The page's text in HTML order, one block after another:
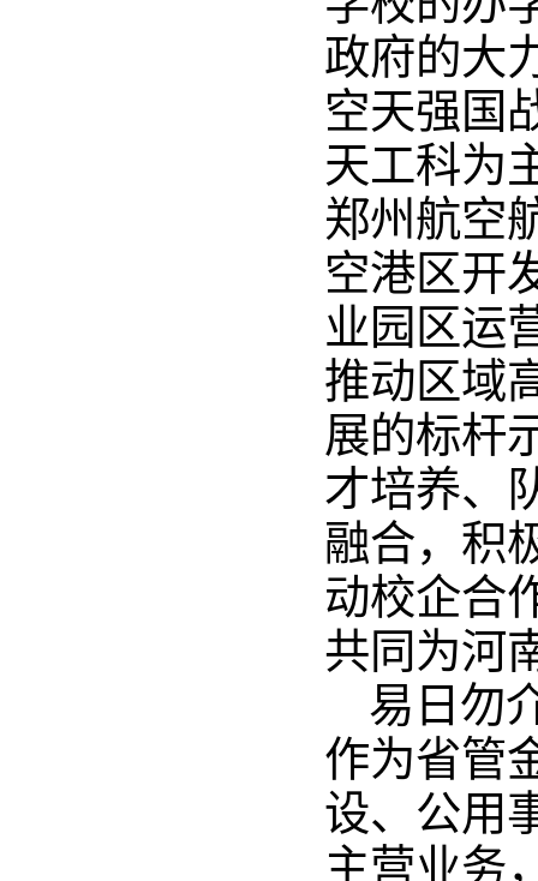
政府的大
空天强国
天工科为
郑州航空
空港区开
业园区运
推动区域
展的标杆
才培养、
融合，积
动校企合
共同为河
易日勿
作为省管
设、公用
主营业务